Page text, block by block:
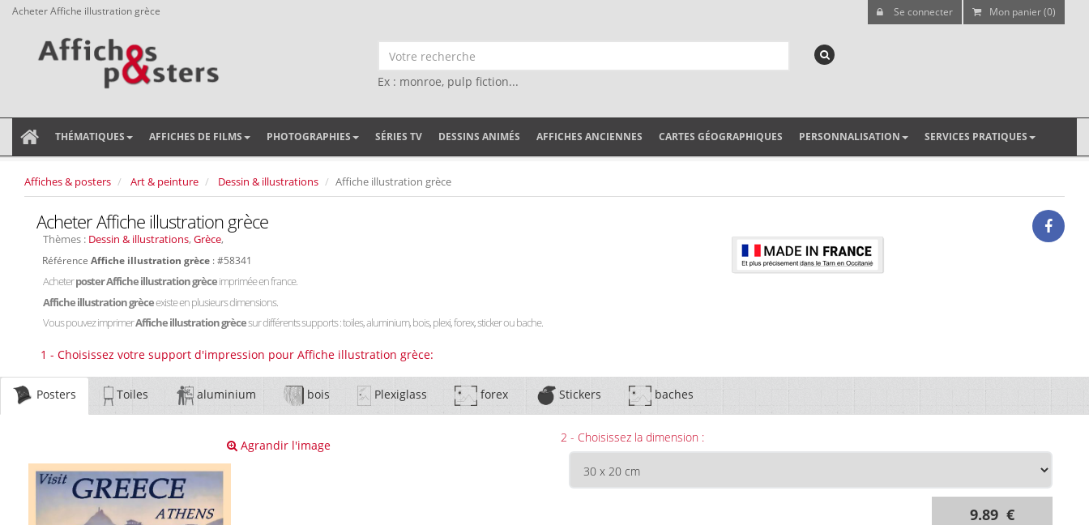
Acheter Affiche illustration grèce Se connecter Mon panier (0)
Ex : monroe, pulp fiction...
THÉMATIQUES AFFICHES DE FILMS PHOTOGRAPHIES SÉRIES TV DESSINS ANIMÉS AFFICHES ANCIENNES CARTES GÉOGRAPHIQUES PERSONNALISATION SERVICES PRATIQUES
Affiches & posters Art & peinture Dessin & illustrations Affiche illustration grèce
Acheter Affiche illustration grèce
Thèmes : Dessin & illustrations, Grèce,
Référence Affiche illustration grèce : #58341
Acheterposter Affiche illustration grèceimprimée en france.
Affiche illustration grèceexiste en plusieurs dimensions.
Vous pouvez imprimerAffiche illustration grècesur différents supports : toiles, aluminium, bois, plexi, forex, sticker ou bache.
1 - Choisissez votre support d'impression pour Affiche illustration grèce:
Posters Toiles aluminium bois Plexiglass forex Stickers baches
Agrandir l'image
2 - Choisissez la dimension :
9.89 €